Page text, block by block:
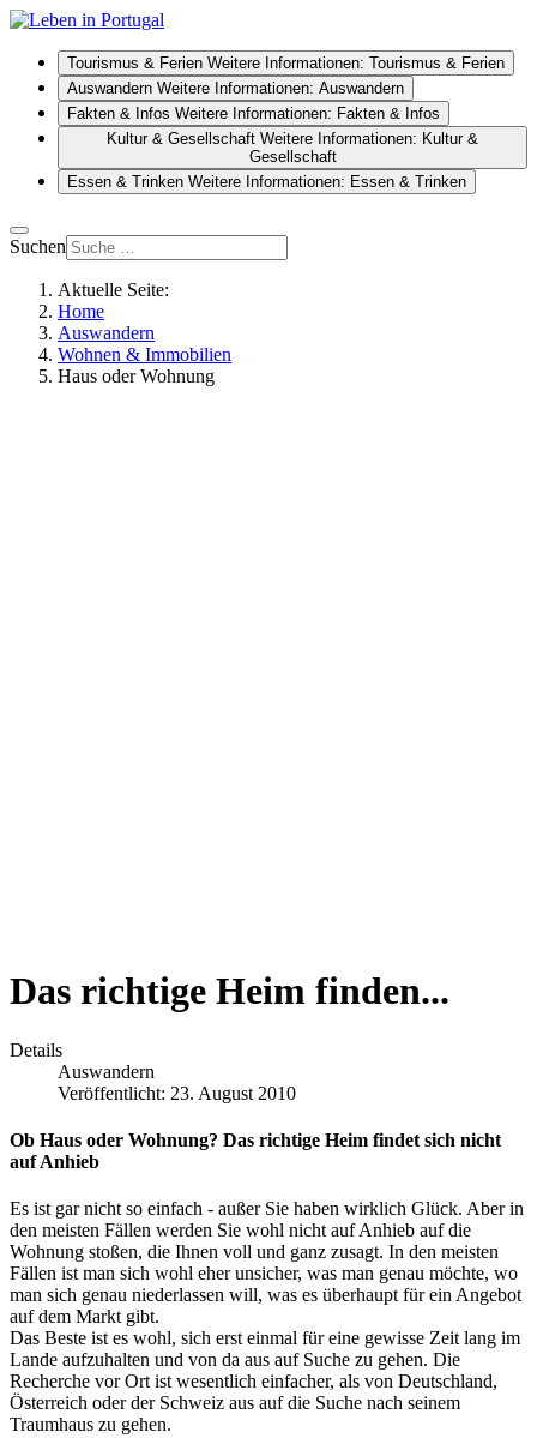
Tourismus & Ferien Weitere Informationen: Tourismus & Ferien
Auswandern Weitere Informationen: Auswandern
Fakten & Infos Weitere Informationen: Fakten & Infos
Kultur & Gesellschaft Weitere Informationen: Kultur &
Gesellschaft
Essen & Trinken Weitere Informationen: Essen & Trinken
Suchen
Aktuelle Seite:
Home
Auswandern
Wohnen & Immobilien
Haus oder Wohnung
Das richtige Heim finden...
Details
Auswandern
Veröffentlicht: 23. August 2010
Ob Haus oder Wohnung? Das richtige Heim findet sich nicht
auf Anhieb
Es ist gar nicht so einfach - außer Sie haben wirklich Glück. Aber in
den meisten Fällen werden Sie wohl nicht auf Anhieb auf die
Wohnung stoßen, die Ihnen voll und ganz zusagt. In den meisten
Fällen ist man sich wohl eher unsicher, was man genau möchte, wo
man sich genau niederlassen will, was es überhaupt für ein Angebot
auf dem Markt gibt.
Das Beste ist es wohl, sich erst einmal für eine gewisse Zeit lang im
Lande aufzuhalten und von da aus auf Suche zu gehen. Die
Recherche vor Ort ist wesentlich einfacher, als von Deutschland,
Österreich oder der Schweiz aus auf die Suche nach seinem
Traumhaus zu gehen.